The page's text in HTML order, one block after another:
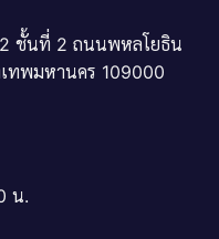
2 ชั้นที่ 2 ถนนพหลโยธิน
เทพมหานคร 109000
น.